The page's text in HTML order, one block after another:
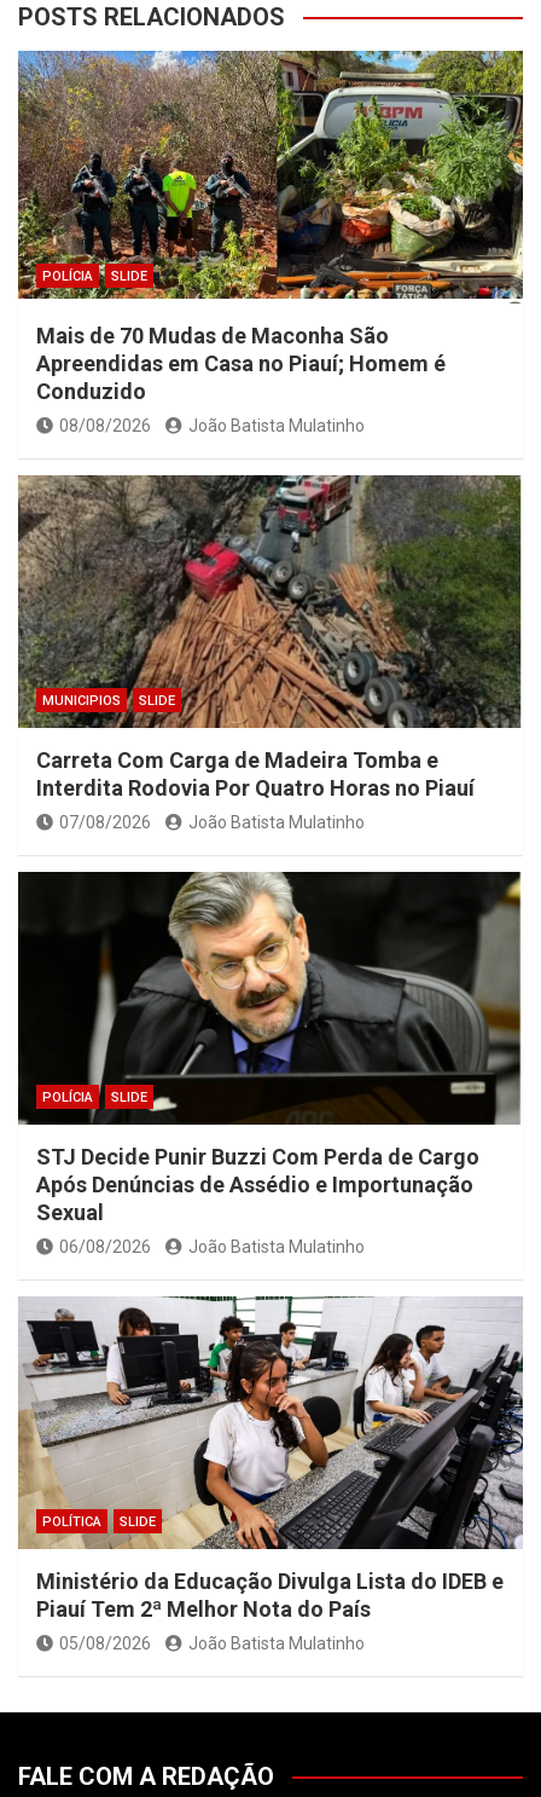
POSTS RELACIONADOS
POLÍCIA SLIDE
Mais de 70 Mudas de Maconha São
Apreendidas em Casa no Piauí; Homem é
Conduzido
08/08/2026 João Batista Mulatinho
MUNICIPIOS SLIDE
Carreta Com Carga de Madeira Tomba e
Interdita Rodovia Por Quatro Horas no Piauí
07/08/2026 João Batista Mulatinho
POLÍCIA SLIDE
STJ Decide Punir Buzzi Com Perda de Cargo
Após Denúncias de Assédio e Importunação
Sexual
06/08/2026 João Batista Mulatinho
POLÍTICA SLIDE
Ministério da Educação Divulga Lista do IDEB e
Piauí Tem 2ª Melhor Nota do País
05/08/2026 João Batista Mulatinho
FALE COM A REDAÇÃO